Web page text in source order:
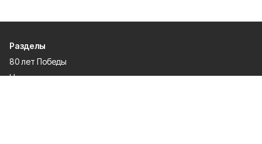
Разделы
80 лет Победы
Новости